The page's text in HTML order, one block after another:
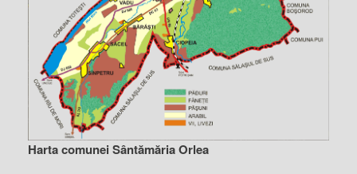
Harta comunei Sântămăria Orlea